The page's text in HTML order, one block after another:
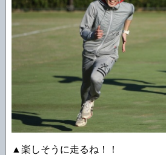
▲楽しそうに走るね！！